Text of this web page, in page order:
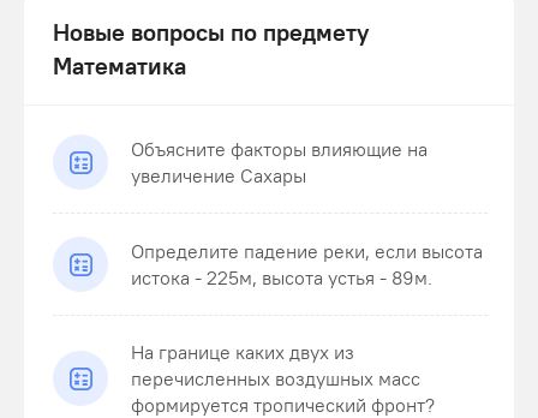
Новые вопросы по предмету
Математика
Объясните факторы влияющие на
увеличение Сахары
Определите падение реки, если высота
истока - 225м, высота устья - 89м.
На границе каких двух из
перечисленных воздушных масс
формируется тропический фронт?